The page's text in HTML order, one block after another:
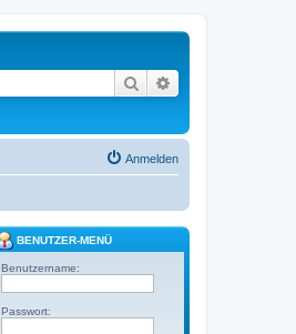
Suche
Anmelden
BENUTZER-MENÜ
Benutzername:
Passwort: